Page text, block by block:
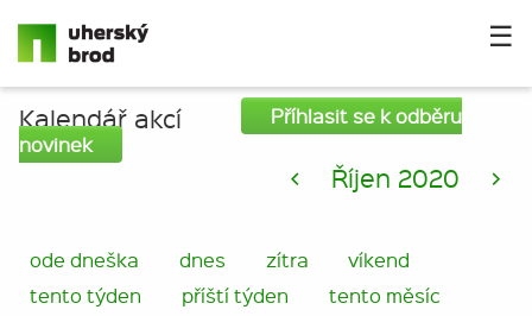
☰
Kalendář akcí
Příhlasit se k odběru
novinek
< Říjen 2020 >
ode dneška dnes zítra
víkend
tento týden
příští týden tento měsíc